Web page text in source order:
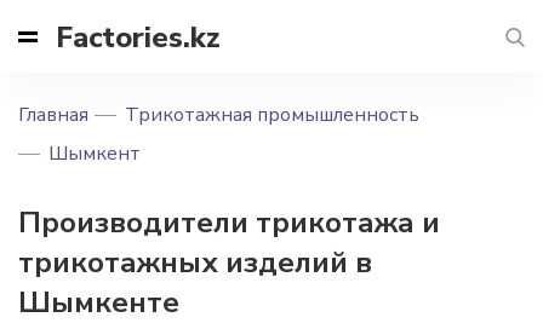
Factories.kz
Главная
Трикотажная промышленность
Шымкент
Производители трикотажа и
трикотажных изделий в
Шымкенте